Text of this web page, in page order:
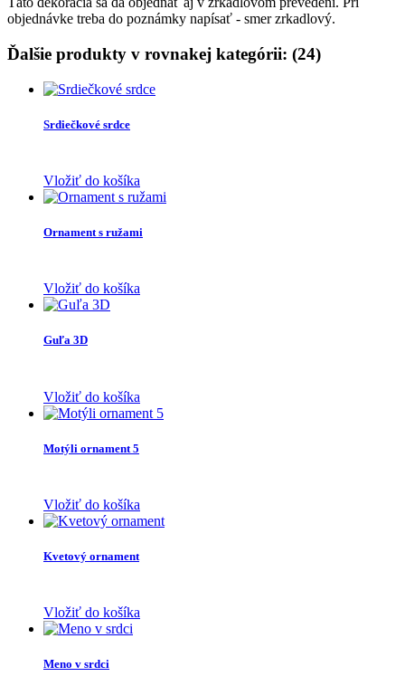
objednávke treba do poznámky napísať - smer zrkadlový.
Ďalšie produkty v rovnakej kategórii: (24)
Srdiečkové srdce
Vložiť do košíka
Ornament s ružami
Vložiť do košíka
Guľa 3D
Vložiť do košíka
Motýli ornament 5
Vložiť do košíka
Kvetový ornament
Vložiť do košíka
Meno v srdci